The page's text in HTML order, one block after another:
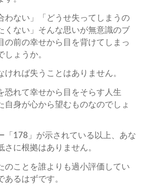
わない」「どうせ失ってしまうの
くない」そんな思いが無意識のブ
の前の幸せから目を背けてしまっ
しょうか。
ければ失うことはありません。
恐れて幸せから目をそらす人生
自身が心から望むものなのでしょ
「178」が示されている以上、あな
さに根拠はありません。
のことを誰よりも過小評価してい
あるはずです。